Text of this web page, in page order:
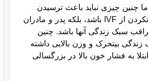
چنین چیزی نباید باعث ترسیدن
والدین و استفاده نکردن از IVF باشد، بلکه پدر و مادران
سبک زندگی آنها باشد. چنین
زندگی بی­تحرک و وزن بالایی داشته
ابتلا به فشار خون بالا در بزرگسالی